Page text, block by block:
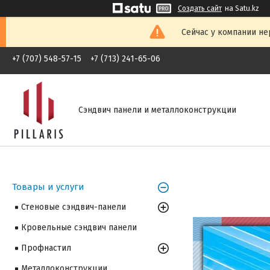
Создать сайт на Satu.kz
Сейчас у компании
+7 (707) 548-57-15 +7 (713) 241-65-06
Сэндвич панели и металлоконструкции
Товары и услуги
Стеновые сэндвич-панели
Кровельные сэндвич панели
Профнастил